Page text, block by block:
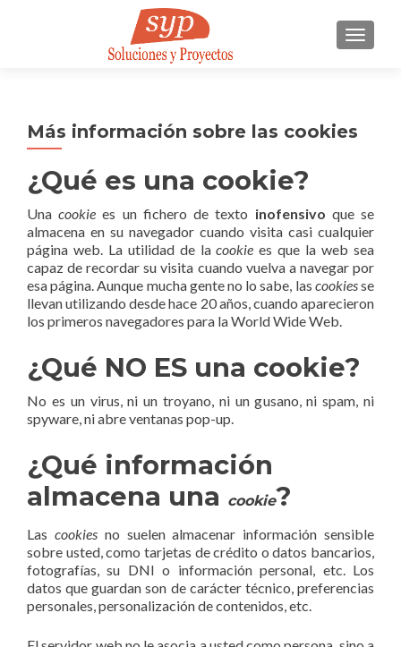
Más información sobre las cookies
¿Qué es una cookie?
Unacookie es un fichero de texto inofensivo que se
almacena en su navegador cuando visita casi cualquier
página web. La utilidad de lacookie es que la web sea
capaz de recordar su visita cuando vuelva a navegar por
esa página. Aunque mucha gente no lo sabe, las cookiesse
llevan utilizando desde hace 20 años, cuando aparecieron
los primeros navegadores para la World Wide Web.
¿Qué NO ES una cookie?
No es un virus, ni un troyano, ni un gusano, ni spam, ni
spyware, ni abre ventanas pop-up.
¿Qué información
almacena una cookie?
Las cookiesno suelen almacenar información sensible
sobre usted, como tarjetas de crédito o datos bancarios,
fotografías, su DNI o información personal, etc. Los
datos que guardan son de carácter técnico, preferencias
personales, personalización de contenidos, etc.